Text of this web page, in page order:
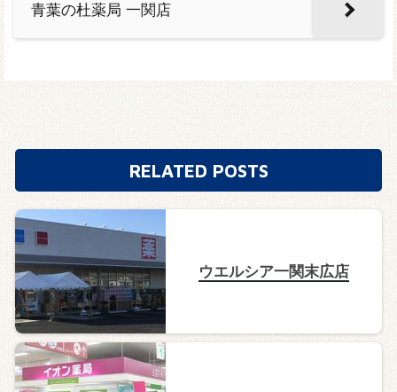
青葉の杜薬局 一関店
RELATED POSTS
ウエルシア一関末広店